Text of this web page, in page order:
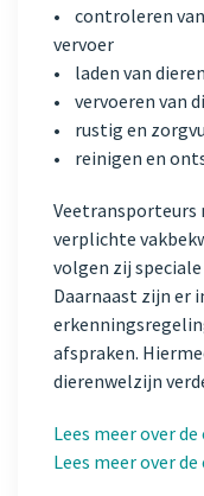
• controleren
vervoer
• laden van dieren
• vervoeren van
• rustig en
• reinigen en
Veetransporteurs
verplichte
volgen zij
Daarnaast zijn er
afspraken.
dierenwelzijn
Lees meer over
Lees meer over